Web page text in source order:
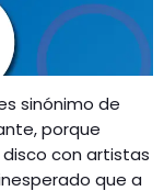
sinónimo de
porque
con artistas
que a